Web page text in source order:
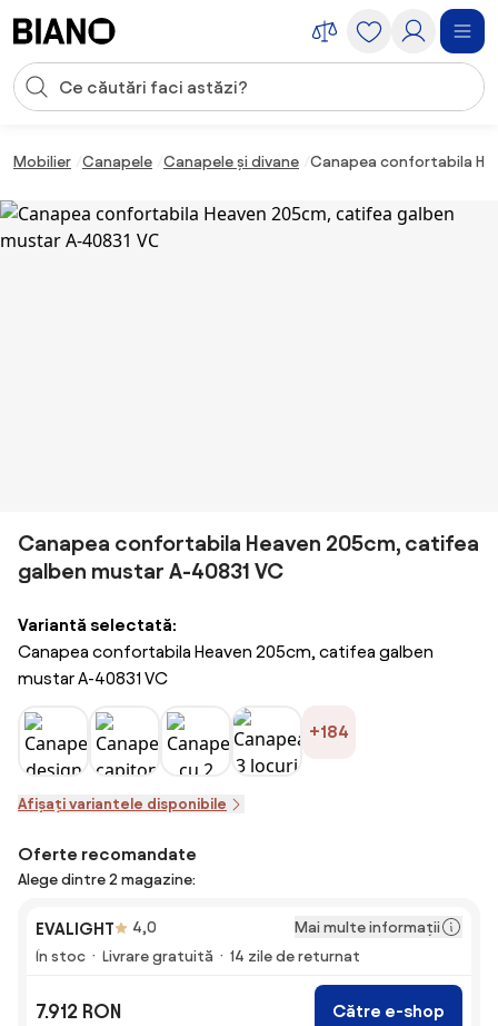
Introducerea căutării
Mobilier Canapele Canapele și divane Canapea confortabila
Canapea confortabila Heaven 205cm, catifea
galben mustar A-40831 VC
Variantă selectată:
Canapea confortabila Heaven 205cm, catifea galben
mustar A-40831 VC
+184
Afișați variantele disponibile
Oferte recomandate
Alege dintre 2 magazine:
EVALIGHT 4,0
Mai multe informații
În stoc
Livrare gratuită 14 zile de returnat
7.912 RON Către e-shop